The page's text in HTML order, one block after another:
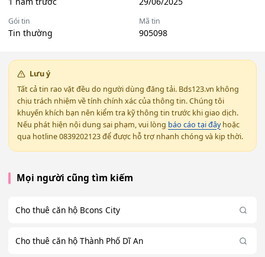
Gói tin
Tin thường
Mã tin
905098
Lưu ý
Tất cả tin rao vặt đều do người dùng đăng tải. Bds123.vn không
chịu trách nhiệm về tính chính xác của thông tin. Chúng tôi
khuyến khích bạn nên kiểm tra kỹ thông tin trước khi giao dịch.
Nếu phát hiện nội dung sai phạm, vui lòng báo cáo tại đâyhoặc
qua hotline 0839202123 để được hỗ trợ nhanh chóng và kịp thời.
Mọi người cũng tìm kiếm
Cho thuê căn hộ Bcons City
Cho thuê căn hộ Thành Phố Dĩ An